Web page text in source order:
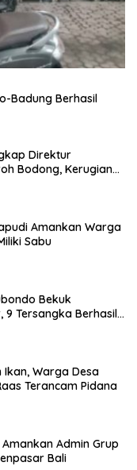
Badung Berhasil
Direktur
Bodong, Kerugian
Amankan Warga
Sabu
Bekuk
Tersangka Berhasil
Ikan, Warga Desa
Terancam Pidana
Admin Grup
Bali